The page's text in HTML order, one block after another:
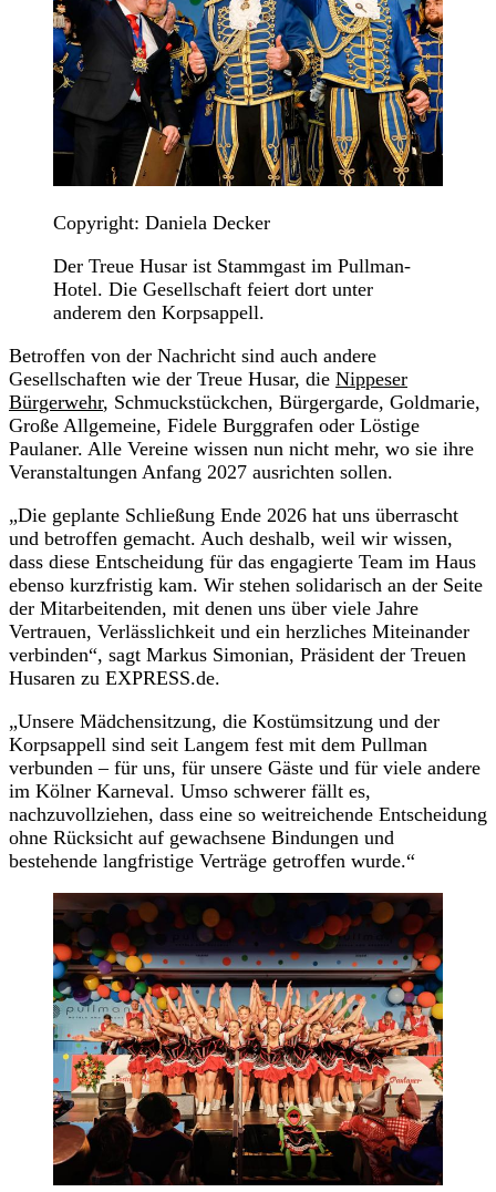
Copyright: Daniela Decker
Der Treue Husar ist Stammgast im Pullman-
Hotel. Die Gesellschaft feiert dort unter
anderem den Korpsappell.
Betroffen von der Nachricht sind auch andere
Gesellschaften wie der Treue Husar, die Nippeser
Bürgerwehr, Schmuckstückchen, Bürgergarde, Goldmarie,
Große Allgemeine, Fidele Burggrafen oder Löstige
Paulaner. Alle Vereine wissen nun nicht mehr, wo sie ihre
Veranstaltungen Anfang 2027 ausrichten sollen.
„Die geplante Schließung Ende 2026 hat uns überrascht
und betroffen gemacht. Auch deshalb, weil wir wissen,
dass diese Entscheidung für das engagierte Team im Haus
ebenso kurzfristig kam. Wir stehen solidarisch an der Seite
der Mitarbeitenden, mit denen uns über viele Jahre
Vertrauen, Verlässlichkeit und ein herzliches Miteinander
verbinden“, sagt Markus Simonian, Präsident der Treuen
Husaren zu EXPRESS.de.
„Unsere Mädchensitzung, die Kostümsitzung und der
Korpsappell sind seit Langem fest mit dem Pullman
verbunden – für uns, für unsere Gäste und für viele andere
im Kölner Karneval. Umso schwerer fällt es,
nachzuvollziehen, dass eine so weitreichende Entscheidung
ohne Rücksicht auf gewachsene Bindungen und
bestehende langfristige Verträge getroffen wurde.“